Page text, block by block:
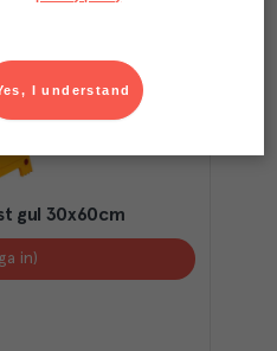
gul 30x60cm
in)
I understand